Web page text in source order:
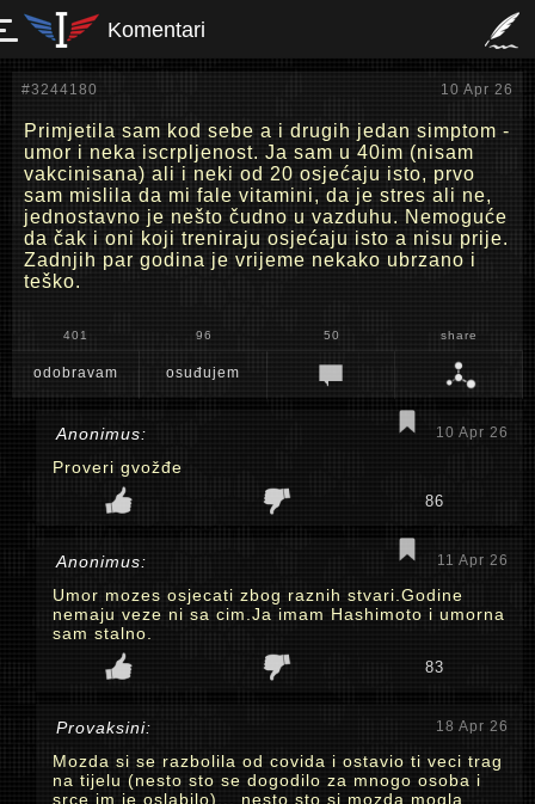
Komentari
#3244180 10 Apr 26
Primjetila sam kod sebe a i drugih jedan simptom -
umor i neka iscrpljenost. Ja sam u 40im (nisam
vakcinisana) ali i neki od 20 osjećaju isto, prvo
sam mislila da mi fale vitamini, da je stres ali ne,
jednostavno je nešto čudno u vazduhu. Nemoguće
da čak i oni koji treniraju osjećaju isto a nisu prije.
Zadnjih par godina je vrijeme nekako ubrzano i
teško.
401 96 50 share
odobravam osuđujem
Anonimus: 10 Apr 26
Proveri gvožđe
86
Anonimus: 11 Apr 26
Umor mozes osjecati zbog raznih stvari.Godine
nemaju veze ni sa cim.Ja imam Hashimoto i umorna
sam stalno.
83
Provaksini: 18 Apr 26
Mozda si se razbolila od covida i ostavio ti veci trag
na tijelu (nesto sto se dogodilo za mnogo osoba i
srce im je oslabilo)... nesto sto si mozda mogla